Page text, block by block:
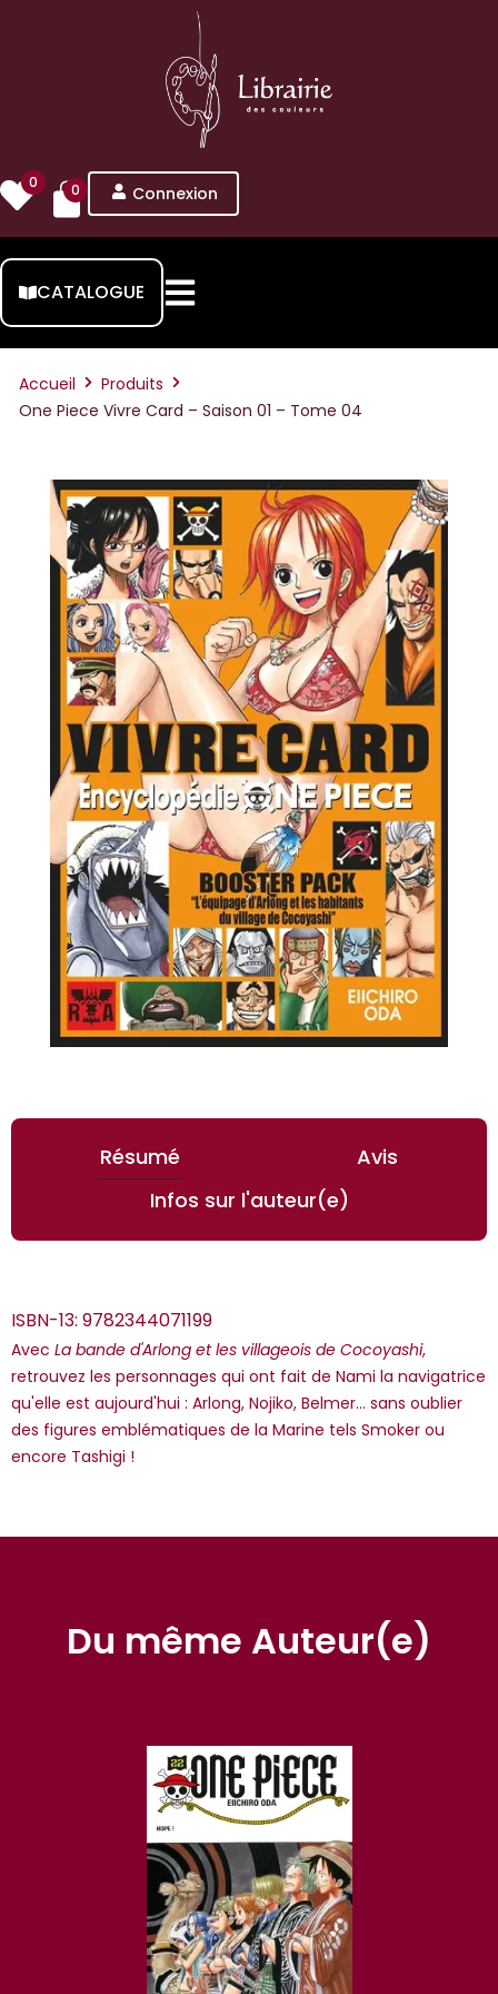
0 0 Connexion
CATALOGUE
Accueil
Produits
One Piece Vivre Card – Saison 01 – Tome 04
Résumé
Avis
Infos sur l'auteur(e)
ISBN-13: 9782344071199
Avec La bande d'Arlong et les villageois de Cocoyashi,
retrouvez les personnages qui ont fait de Nami la navigatrice
qu'elle est aujourd'hui : Arlong, Nojiko, Belmer… sans oublier
des figures emblématiques de la Marine tels Smoker ou
encore Tashigi !
*Guests cannot publish reviews
Du même Auteur(e)